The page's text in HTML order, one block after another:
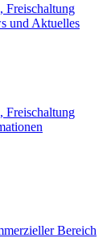
Freischaltung
und Aktuelles
Freischaltung
Bereich